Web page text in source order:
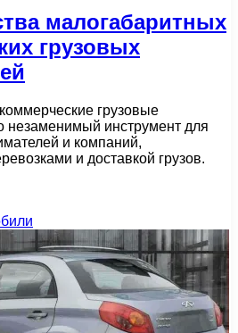
малогабаритных
грузовых
грузовые
незаменимый инструмент для
и компаний,
и доставкой грузов.